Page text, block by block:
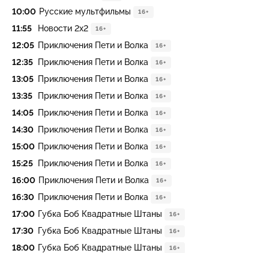
10:00 Русские мультфильмы 16+
11:55 Новости 2х2 16+
12:05 Приключения Пети и Волка 16+
12:35 Приключения Пети и Волка 16+
13:05 Приключения Пети и Волка 16+
13:35 Приключения Пети и Волка 16+
14:05 Приключения Пети и Волка 16+
14:30 Приключения Пети и Волка 16+
15:00 Приключения Пети и Волка 16+
15:25 Приключения Пети и Волка 16+
16:00 Приключения Пети и Волка 16+
16:30 Приключения Пети и Волка 16+
17:00 Губка Боб Квадратные Штаны 16+
17:30 Губка Боб Квадратные Штаны 16+
18:00 Губка Боб Квадратные Штаны 16+